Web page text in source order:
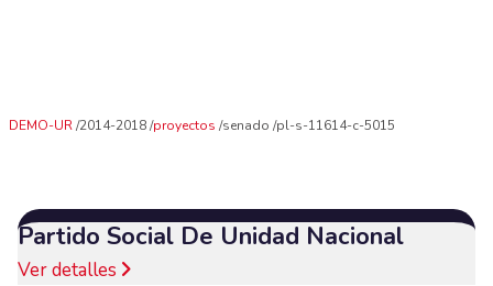
DEMO-UR 2014-2018 proyectos senado pl-s-11614-c-5015
Partido Social De Unidad Nacional
Ver detalles